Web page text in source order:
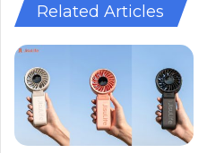
Related Articles